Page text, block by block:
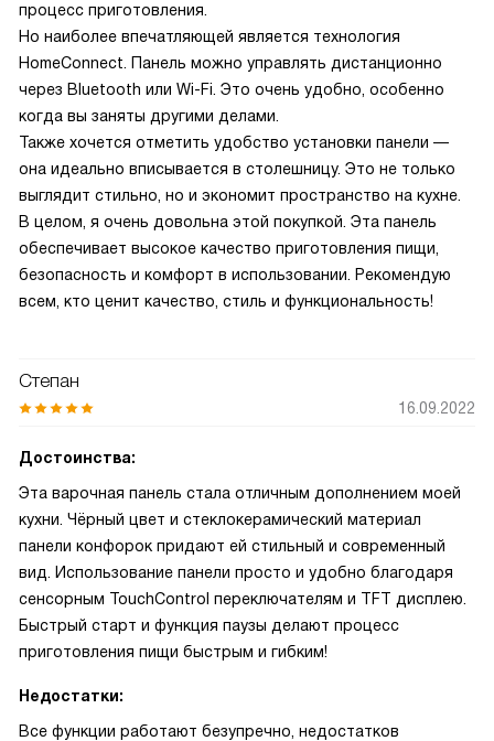
процесс приготовления.
Но наиболее впечатляющей является технология
HomeConnect. Панель можно управлять дистанционно
через Bluetooth или Wi-Fi. Это очень удобно, особенно
когда вы заняты другими делами.
Также хочется отметить удобство установки панели —
она идеально вписывается в столешницу. Это не только
выглядит стильно, но и экономит пространство на кухне.
В целом, я очень довольна этой покупкой. Эта панель
обеспечивает высокое качество приготовления пищи,
безопасность и комфорт в использовании. Рекомендую
всем, кто ценит качество, стиль и функциональность!
Степан
16.09.2022
Достоинства:
Эта варочная панель стала отличным дополнением моей
кухни. Чёрный цвет и стеклокерамический материал
панели конфорок придают ей стильный и современный
вид. Использование панели просто и удобно благодаря
сенсорным TouchControl переключателям и TFT дисплею.
Быстрый старт и функция паузы делают процесс
приготовления пищи быстрым и гибким!
Недостатки:
Все функции работают безупречно, недостатков